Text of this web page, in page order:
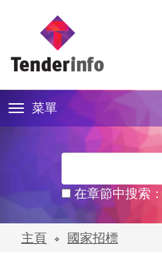
Toggle
navigation
菜單
在章節中搜索
主頁
國家招標